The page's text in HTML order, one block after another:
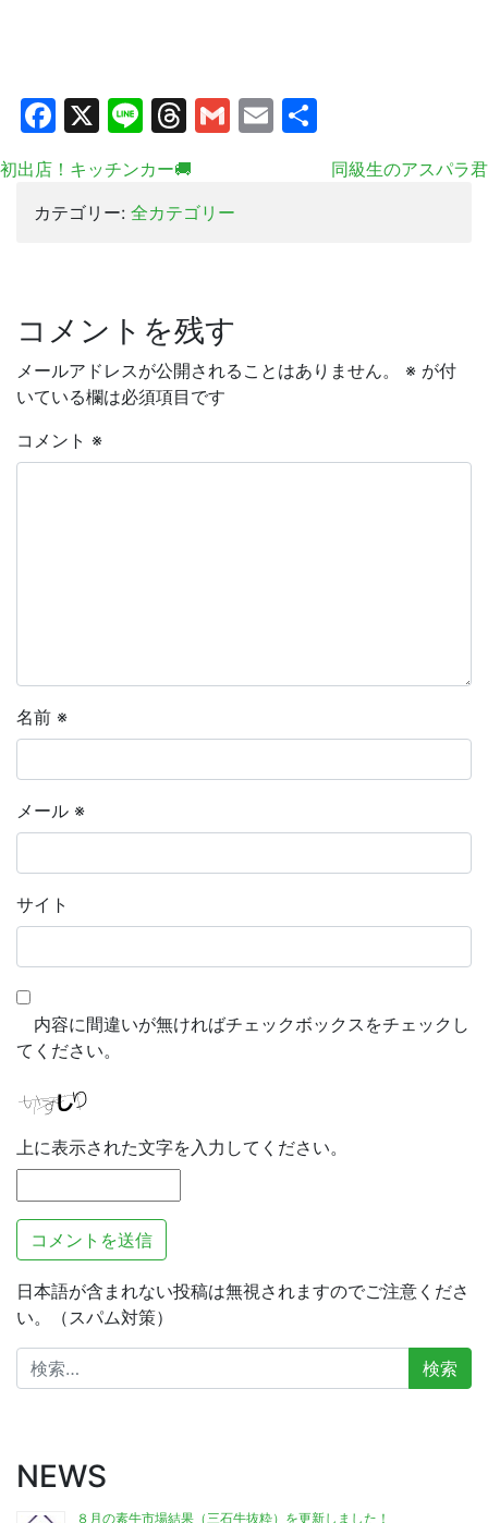
Facebook
X LineThreads
Gmail
Email
有
初出店！キッチンカー🚚
同級生のアスパラ君
カテゴリー: 全カテゴリー
コメントを残す
メールアドレスが公開されることはありません。 ※ が付
いている欄は必須項目です
コメント ※
名前 ※
メール ※
サイト
内容に間違いが無ければチェックボックスをチェックし
てください。
上に表示された文字を入力してください。
日本語が含まれない投稿は無視されますのでご注意くださ
い。（スパム対策）
検
索:
NEWS
８月の素牛市場結果（三石牛抜粋）を更新しました！